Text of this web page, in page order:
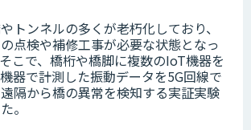
トンネルの多くが老朽化しており、
点検や補修工事が必要な状態となっ
こで、橋桁や橋脚に複数のIoT機器を
器で計測した振動データを5G回線で
隔から橋の異常を検知する実証実験
。